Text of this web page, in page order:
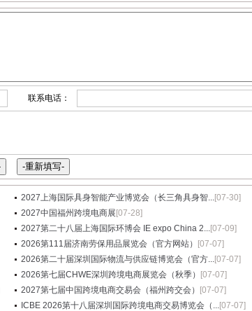
联系电话：
2027上海国际具身智能产业博览会（长三角具身智...[07-30]
2027中国福州跨境电商展 [07-28]
2027第二十八届上海国际环博会 IE expo China 2...[07-09]
2026第111届济南劳保用品展览会（官方网站）
[07-07]
2026第二十届深圳国际物流与供应链博览会（官方...[07-07]
2026第七届CHWE深圳跨境电商展览会（秋季）
[07-07]
2027第七届中国跨境电商交易会（福州跨交会）
[07-07]
ICBE 2026第十八届深圳国际跨境电商交易博览会（...[07-07]